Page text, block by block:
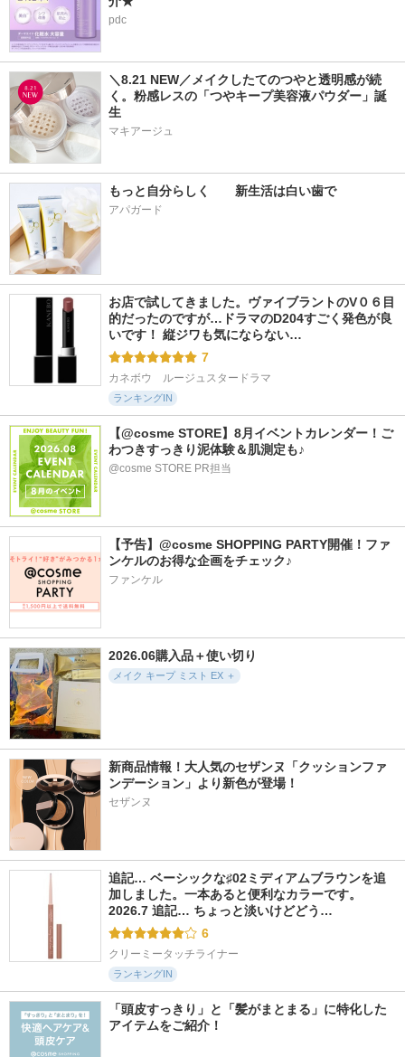
pdc
＼8.21 NEW／メイクしたてのつやと透明感が続
く。粉感レスの「つやキープ美容液パウダー」誕
生
マキアージュ
もっと自分らしく　　新生活は白い歯で
アパガード
お店で試してきました。ヴァイブラントのV０６目
的だったのですが…ドラマのD204すごく発色が良
いです！ 縦ジワも気にならない…
7
カネボウ　ルージュスタードラマ
ランキングIN
【@cosme STORE】8月イベントカレンダー！ご
わつきすっきり泥体験＆肌測定も♪
@cosme STORE PR担当
【予告】@cosme SHOPPING PARTY開催！ファ
ンケルのお得な企画をチェック♪
ファンケル
2026.06購入品＋使い切り
メイク キープ ミスト EX ＋
新商品情報！大人気のセザンヌ「クッションファ
ンデーション」より新色が登場！
セザンヌ
追記… ベーシックな♯02ミディアムブラウンを追
加しました。一本あると便利なカラーです。
2026.7 追記… ちょっと淡いけどどう…
6
クリーミータッチライナー
ランキングIN
「頭皮すっきり」と「髪がまとまる」に特化した
アイテムをご紹介！